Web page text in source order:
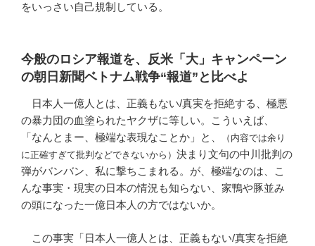
をいっさい自己規制している。
今般のロシア報道を、反米「大」キャンペーン
の朝日新聞ベトナム戦争“報道”と比べよ
日本人一億人とは、正義もない/真実を拒絶する、極悪
の暴力団の血塗られたヤクザに等しい。こういえば、
「なんとまー、極端な表現なことか」と、
（内容では余り
に正確すぎて批判などできないから） 決まり文句の中川批判の
弾がバンバン、私に撃ちこまれる。が、極端なのは、こ
んな事実・現実の日本の情況も知らない、家鴨や豚並み
の頭になった一億日本人の方ではないか。
この事実「日本人一億人とは、正義もない/真実を拒絶